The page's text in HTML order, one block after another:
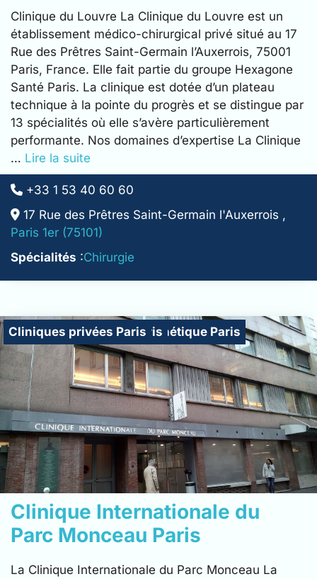
Clinique du Louvre La Clinique du Louvre est un
établissement médico-chirurgical privé situé au 17
Rue des Prêtres Saint-Germain l’Auxerrois, 75001
Paris, France. Elle fait partie du groupe Hexagone
Santé Paris. La clinique est dotée d’un plateau
technique à la pointe du progrès et se distingue par
13 spécialités où elle s’avère particulièrement
performante. Nos domaines d’expertise La Clinique
… Lire la suite
+33 1 53 40 60 60
17 Rue des Prêtres Saint-Germain l'Auxerrois ,
Paris 1er (75101)
Spécialités :Chirurgie
Cliniques de chirurgie esthétique Paris
Cliniques de la main Paris
Cliniques privées Paris
Clinique Internationale du
Parc Monceau Paris
La Clinique Internationale du Parc Monceau La